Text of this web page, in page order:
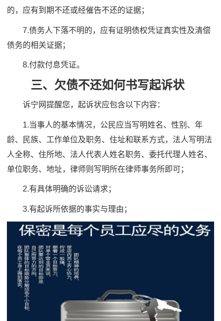
的，应有到期不还或经催告不还的证据；
7.债务人下落不明的，应有证明债权凭证真实性及清偿
债务的相关证据；
8.付款付息凭证。
三、欠债不还如何书写起诉状
诉宁网提醒您，起诉状应包含以下内容：
1.当事人的基本情况，公民应当写明姓名、性别、年
龄、民族、工作单位及职务、住址和联系方式，法人写明法
人全称、住所地、法人代表人姓名职务、委托代理人姓名、
单位职务、地址，律师则写明所在律师事务所即可；
2.有具体明确的诉讼请求；
3.有起诉所依据的事实与理由；